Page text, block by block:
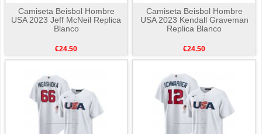
Camiseta Beisbol Hombre
USA 2023 Jeff McNeil Replica
Blanco
€24.50
Camiseta Beisbol Hombre
USA 2023 Kendall Graveman
Replica Blanco
€24.50